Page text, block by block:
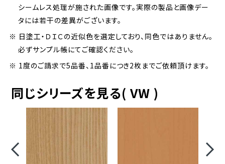
シームレス処理が施された画像です。実際の製品と画像デー
タには若干の差異がございます。
※ 日塗工・ＤＩＣの近似色を選定しており、同色ではありません。
必ずサンプル帳にてご確認ください。
※ 1度のご請求で5品番、1品番につき2枚までご依頼頂けます。
同じシリーズを見る( VW )